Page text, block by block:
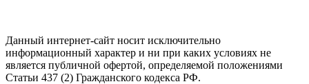
Данный интернет-сайт носит исключительно
информационный характер и ни при каких условиях не
является публичной офертой, определяемой положениями
Статьи 437 (2) Гражданского кодекса РФ.